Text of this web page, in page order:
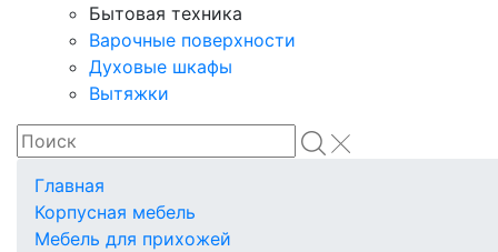
Бытовая техника
Варочные поверхности
Духовые шкафы
Вытяжки
Главная
Корпусная мебель
Мебель для прихожей